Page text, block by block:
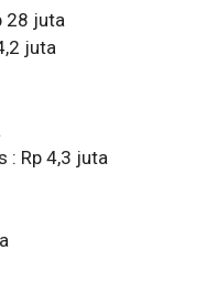
28 juta
juta
: Rp 4,3 juta